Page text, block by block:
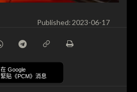
Published: 2023-06-17
在 Google
緊貼《PCM》消息